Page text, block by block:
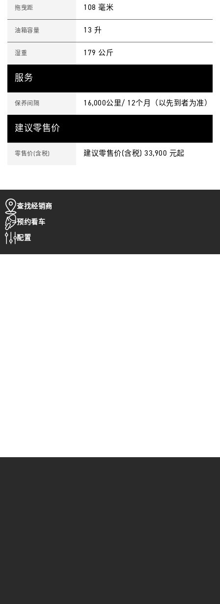
拖曳距 108 毫米
油箱容量 13 升
湿重 179 公斤
服务
保养间隔 16,000公里/ 12个月（以先到者为准）
建议零售价
零售价(含税) 建议零售价(含税) 33,900 元起
查找经销商
预约看车
配置